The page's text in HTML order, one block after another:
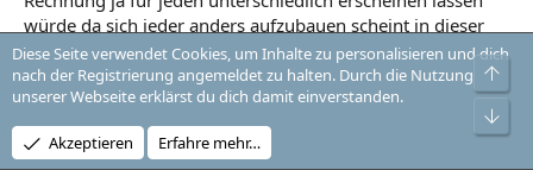
würde da sich jeder anders aufzubauen scheint in dieser
kleinen Welt von der wir Reden
@Arthuro2 warum...? Wenn du Gilga nicht magst o.k. aber
versaue nicht den Thread, bitte. Geh doch lieber als Kritiker
ran und versuche nicht alles mit Gegoogleten Zeug zu
Diese Seite verwendet Cookies, um Inhalte zu personalisieren und dich
nach der Registrierung angemeldet zu halten. Durch die Nutzung
unserer Webseite erklärst du dich damit einverstanden.
Akzeptieren Erfahre mehr…